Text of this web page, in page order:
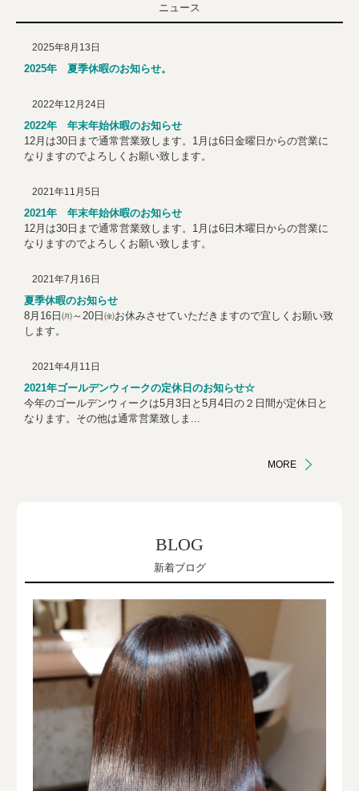
ニュース
MORE
2025年8月13日
2025年 夏季休暇のお知らせ。
2022年12月24日
2022年 年末年始休暇のお知らせ
12月は30日まで通常営業致します。1月は6日金曜日からの営業に
なりますのでよろしくお願い致します。
2021年11月5日
2021年 年末年始休暇のお知らせ
12月は30日まで通常営業致します。1月は6日木曜日からの営業に
なりますのでよろしくお願い致します。
2021年7月16日
夏季休暇のお知らせ
8月16日㈪～20日㈮お休みさせていただきますので宜しくお願い致
します。
2021年4月11日
2021年ゴールデンウィークの定休日のお知らせ☆
今年のゴールデンウィークは5月3日と5月4日の２日間が定休日と
なります。その他は通常営業致しま...
BLOG
新着ブログ